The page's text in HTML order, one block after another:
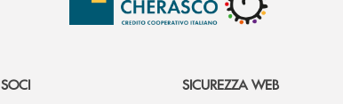
SOCI
SICUREZZA WEB